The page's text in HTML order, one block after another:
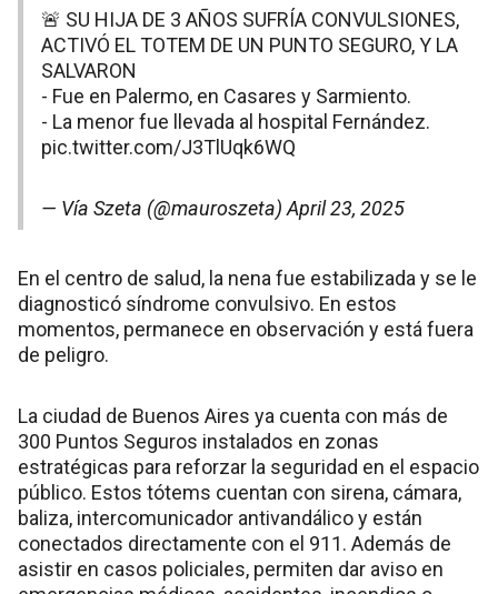
🚨 SU HIJA DE 3 AÑOS SUFRÍA CONVULSIONES,
ACTIVÓ EL TOTEM DE UN PUNTO SEGURO, Y LA
SALVARON
- Fue en Palermo, en Casares y Sarmiento.
- La menor fue llevada al hospital Fernández.
pic.twitter.com/J3TlUqk6WQ
— Vía Szeta (@mauroszeta) April 23, 2025
En el centro de salud, la nena fue estabilizada y se le
diagnosticó síndrome convulsivo. En estos
momentos, permanece en observación y está fuera
de peligro.
La ciudad de Buenos Aires ya cuenta con más de
300 Puntos Seguros instalados en zonas
estratégicas para reforzar la seguridad en el espacio
público. Estos tótems cuentan con sirena, cámara,
baliza, intercomunicador antivandálico y están
conectados directamente con el 911. Además de
asistir en casos policiales, permiten dar aviso en